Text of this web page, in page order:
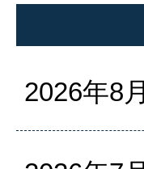
2026年8月